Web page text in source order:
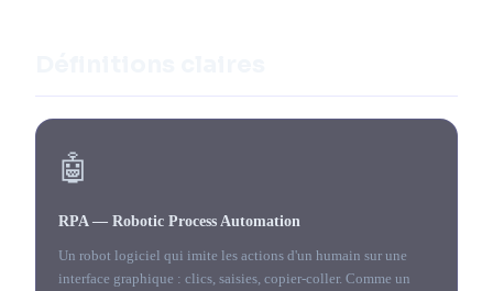
🤖
RPA — Robotic Process Automation
Un robot logiciel qui imite les actions d'un humain sur une
interface graphique : clics, saisies, copier-coller. Comme un